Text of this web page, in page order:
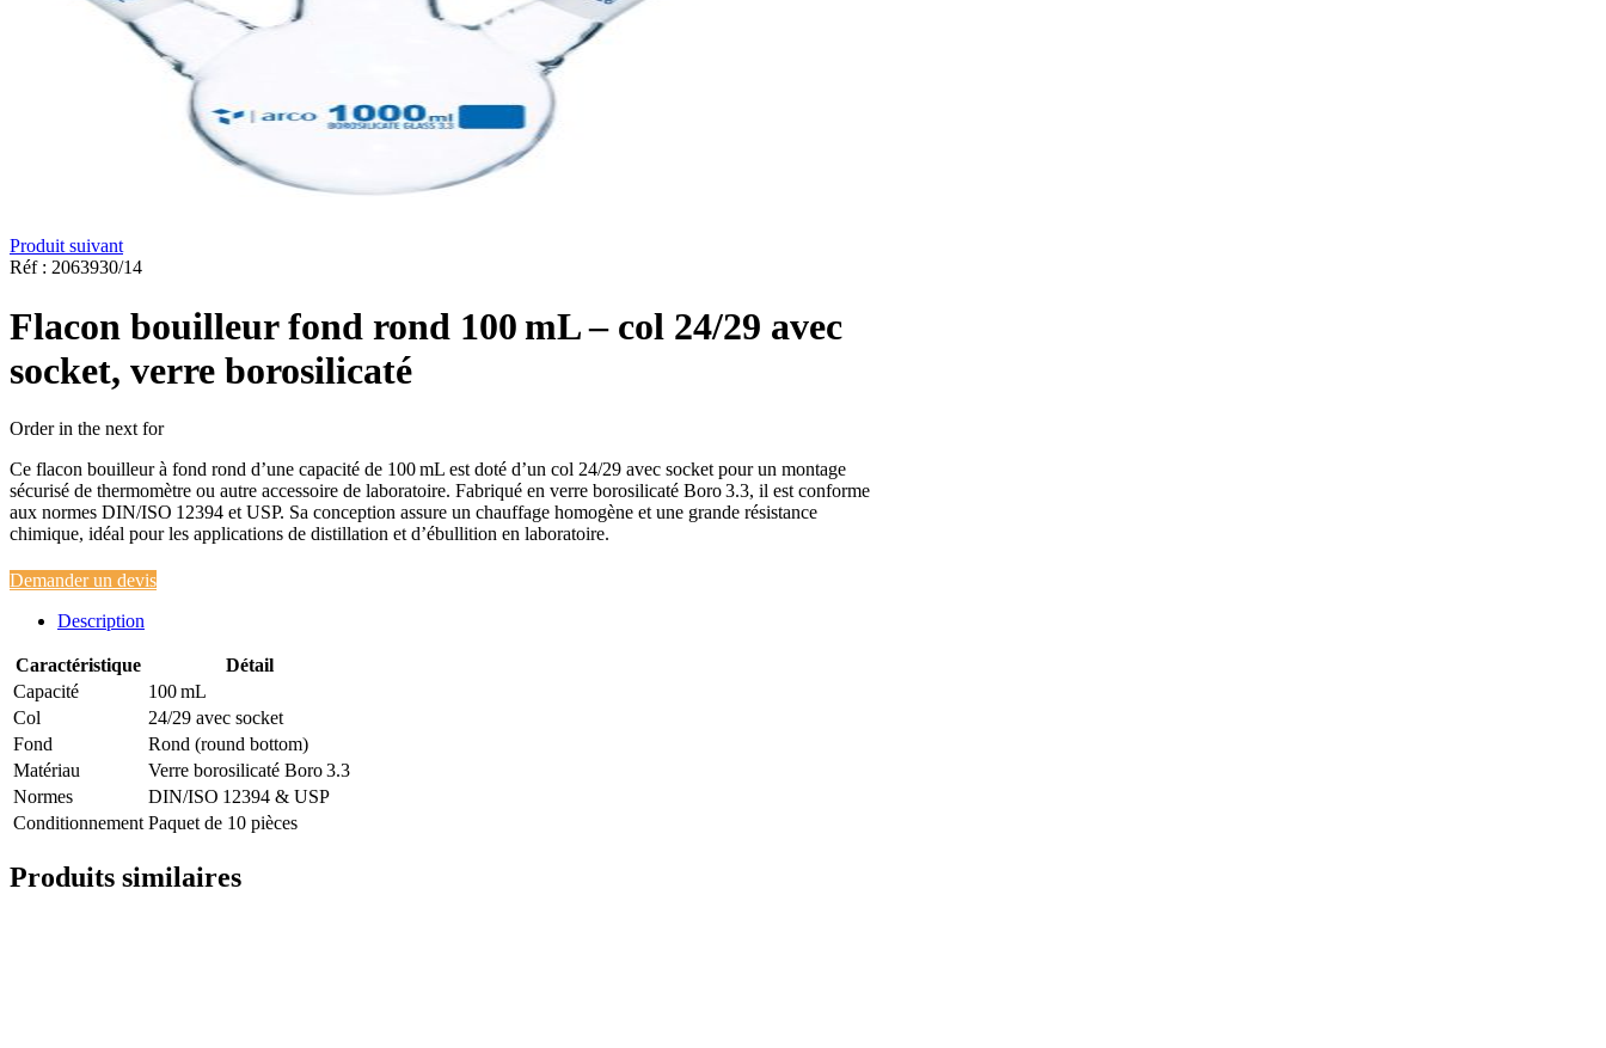
Produit suivant
Réf : 2063930/14
Flacon bouilleur fond rond 100 mL – col 24/29 avec
socket, verre borosilicaté
Order in the next for
Ce flacon bouilleur à fond rond d’une capacité de 100 mL est doté d’un col 24/29 avec socket pour un montage
sécurisé de thermomètre ou autre accessoire de laboratoire. Fabriqué en verre borosilicaté Boro 3.3, il est conforme
aux normes DIN/ISO 12394 et USP. Sa conception assure un chauffage homogène et une grande résistance
chimique, idéal pour les applications de distillation et d’ébullition en laboratoire.
Demander un devis
Description
Caractéristique
Détail
Capacité
100 mL
Col
24/29 avec socket
Fond
Rond (round bottom)
Matériau
Verre borosilicaté Boro 3.3
Normes
DIN/ISO 12394 & USP
Conditionnement Paquet de 10 pièces
Produits similaires